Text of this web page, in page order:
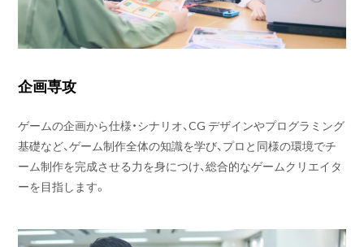
企画専攻
ゲームの企画から仕様・シナリオ、CG デザインやプログラミング
基礎など、ゲーム制作全体の知識を学び、プロと同様の環境でチ
ーム制作を完成させる力を身につけ、総合的なゲームクリエイタ
ーを目指します。